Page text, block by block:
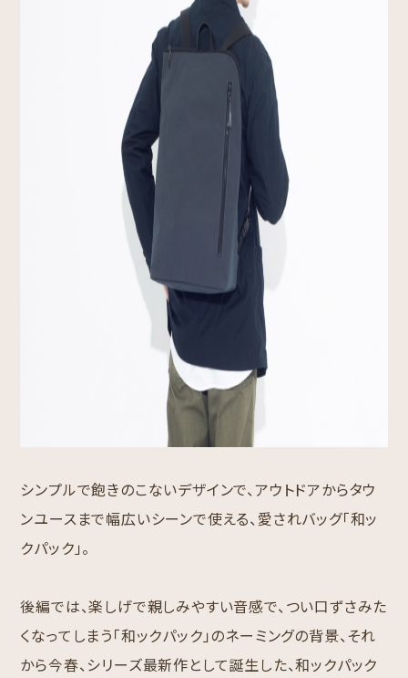
シンプルで飽きのこないデザインで、アウトドアからタウ
ンユースまで幅広いシーンで使える、愛されバッグ「和ッ
クパック」。
後編では、楽しげで親しみやすい音感で、つい口ずさみた
くなってしまう「和ックパック」のネーミングの背景、それ
から今春、シリーズ最新作として誕生した、和ックパック